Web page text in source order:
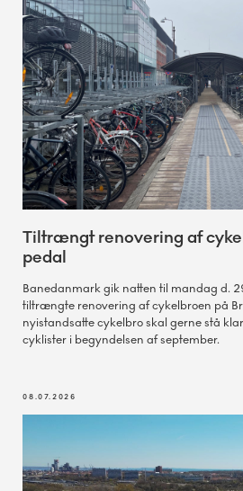
Tiltrængt renovering af
pedal
Banedanmark gik natten til mandag d.
tiltrængte renovering af cykelbroen på
nyistandsatte cykelbro skal gerne stå
cyklister i begyndelsen af september.
08.07.2026